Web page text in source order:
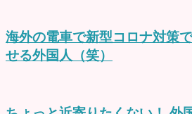
海外の電車で新型コロナ対策
せる外国人（笑）